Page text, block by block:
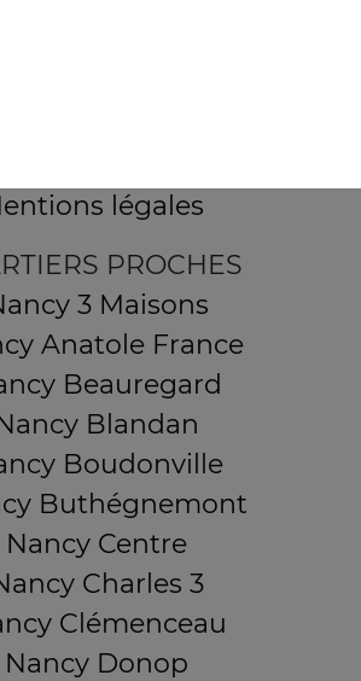
légales
PROCHES
3 Maisons
Anatole France
Beauregard
Blandan
Boudonville
Buthégnemont
Nancy Centre
Charles 3
Clémenceau
Nancy Donop